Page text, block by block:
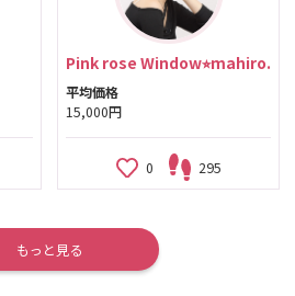
Pink rose Window⭐︎mahiro.
平均価格
15,000円
0 295
もっと見る